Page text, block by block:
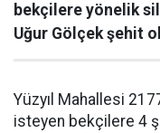
bekçilere yönelik
Uğur Gölçek şehit
Yüzyıl Mahallesi
isteyen bekçilere 4